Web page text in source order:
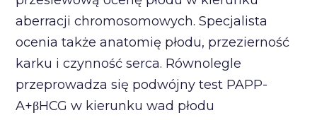
aberracji chromosomowych. Specjalista
ocenia także anatomię płodu, przezierność
karku i czynność serca. Równolegle
przeprowadza się podwójny test PAPP-
A+βHCG w kierunku wad płodu